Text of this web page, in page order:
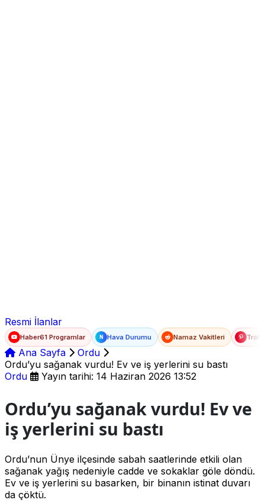
Resmi İlanlar
Haber61 Programlar N Hava Durumu Namaz Vakitleri
Ana Sayfa
Ordu
Ordu’yu sağanak vurdu! Ev ve iş yerlerini su bastı
Ordu
Yayın tarihi: 14 Haziran 2026 13:52
Ordu’yu sağanak vurdu! Ev ve
iş yerlerini su bastı
Ordu’nun Ünye ilçesinde sabah saatlerinde etkili olan
sağanak yağış nedeniyle cadde ve sokaklar göle döndü.
Ev ve iş yerlerini su basarken, bir binanın istinat duvarı
da çöktü.